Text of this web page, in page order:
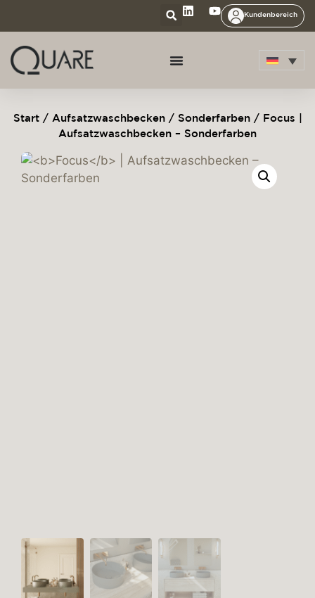
Kundenbereich
Start/ Aufsatzwaschbecken/ Sonderfarben/ Focus |
Aufsatzwaschbecken – Sonderfarben